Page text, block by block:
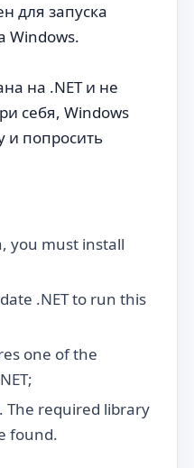
для запуска
Windows.
на .NET и не
себя, Windows
и попросить
you must install
.NET to run this
one of the
The required library
found.